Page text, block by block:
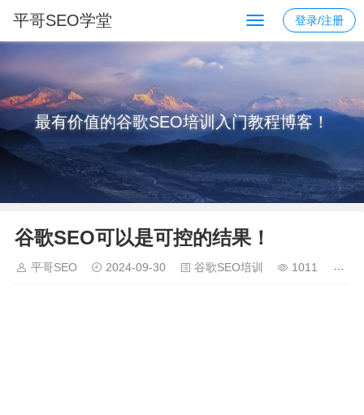
平哥SEO学堂 登录/注册
最有价值的谷歌SEO培训入门教程博客！
谷歌SEO可以是可控的结果！
平哥SEO 2024-09-30 谷歌SEO培训 1011